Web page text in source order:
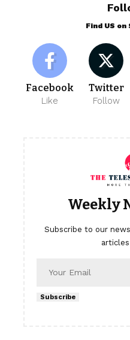
Find US
Facebook
Like
Twitter
Follow
Weekly
Subscribe to our
Subscribe